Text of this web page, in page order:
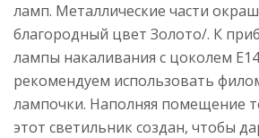
ламп. Металлические части
благородный цвет Золото/. К
лампы накаливания с цоколем
рекомендуем использовать
лампочки. Наполняя помещение
этот светильник создан, чтобы